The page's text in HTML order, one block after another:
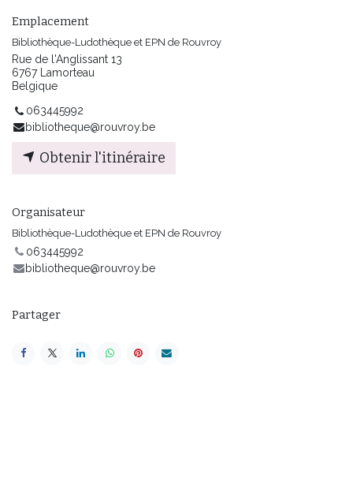
Emplacement
Bibliothèque-Ludothèque et EPN de Rouvroy
Rue de l'Anglissant 13
6767 Lamorteau
Belgique
063445992
bibliotheque@rouvroy.be
Obtenir l'itinéraire
Organisateur
Bibliothèque-Ludothèque et EPN de Rouvroy
063445992
bibliotheque@rouvroy.be
Partager